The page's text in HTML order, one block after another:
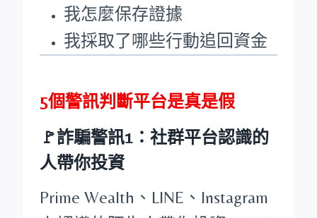
我怎麼保存證據
我採取了哪些行動追回資金
5個警訊判斷平台是真是假
🚩詐騙警訊1：社群平台認識的
人帶你投資
Prime Wealth、LINE、Instagram